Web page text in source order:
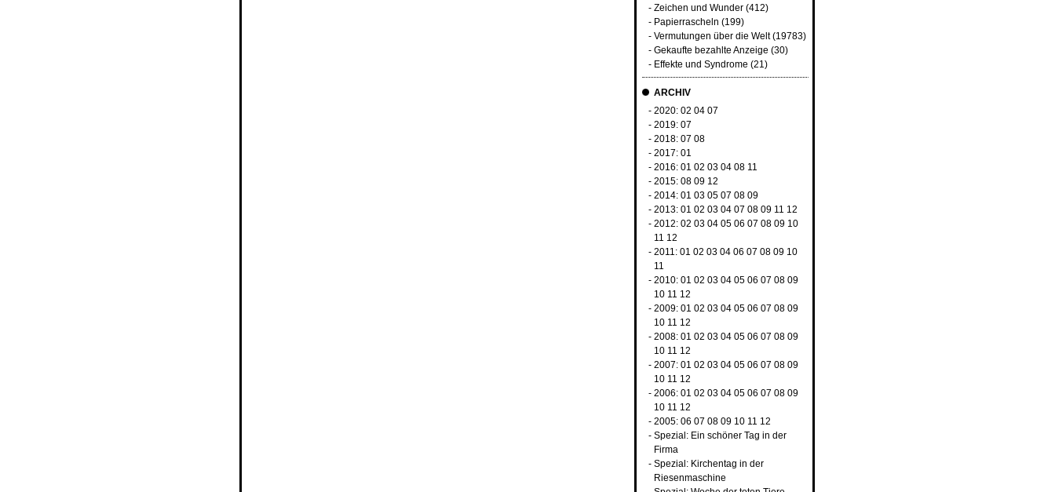
- Zeichen und Wunder(412)
- Papierrascheln (199)
- Vermutungen über die Welt(19783)
- Gekaufte bezahlte Anzeige (30)
- Effekte und Syndrome (21)
ARCHIV
- 2020: 02 04 07
- 2019: 07
- 2018: 07 08
- 2017: 01
- 2016: 01 02 03 04 08 11
- 2015: 08 09 12
- 2014: 01 03 05 07 08 09
- 2013: 01 02 03 04 07 08 09 11 12
- 2012: 02 03 04 05 06 07 08 09 10
11 12
- 2011: 01 02 03 04 06 07 08 09 10
11
- 2010: 01 02 03 04 05 06 07 08 09
10 11 12
- 2009: 01 02 03 04 05 06 07 08 09
10 11 12
- 2008: 01 02 03 04 05 06 07 08 09
10 11 12
- 2007: 01 02 03 04 05 06 07 08 09
10 11 12
- 2006: 01 02 03 04 05 06 07 08 09
10 11 12
- 2005: 06 07 08 09 10 11 12
- Spezial: Ein schöner Tag in der
Firma
- Spezial: Kirchentag in der
Riesenmaschine